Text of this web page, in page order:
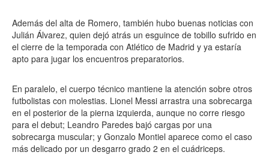
Además del alta de Romero, también hubo buenas noticias con
Julián Álvarez, quien dejó atrás un esguince de tobillo sufrido en
el cierre de la temporada con Atlético de Madrid y ya estaría
apto para jugar los encuentros preparatorios.
En paralelo, el cuerpo técnico mantiene la atención sobre otros
futbolistas con molestias. Lionel Messi arrastra una sobrecarga
en el posterior de la pierna izquierda, aunque no corre riesgo
para el debut; Leandro Paredes bajó cargas por una
sobrecarga muscular; y Gonzalo Montiel aparece como el caso
más delicado por un desgarro grado 2 en el cuádriceps.